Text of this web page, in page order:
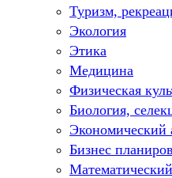
Туризм,
Экология
Этика
Медицина
Физическая
Биология,
Экономический
Бизнес